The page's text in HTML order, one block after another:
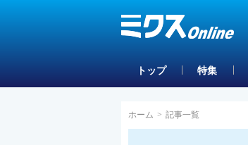
トップ 特集
ホーム > 記事一覧